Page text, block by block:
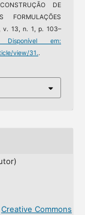
DE
FORMULAÇÕES
v. 13, n. 1, p. 103–
em:
view/31..
Creative Commons